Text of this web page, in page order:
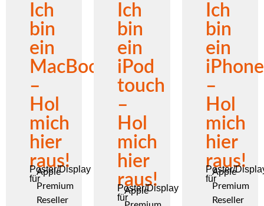
Ich
bin
ein
MacBook
–
Hol
mich
hier
raus!
Poster/Display
für
Apple
Premium
Reseller
Ich
bin
ein
iPod
touch
–
Hol
mich
hier
raus!
Poster/Display
für
Apple
Ich
bin
ein
iPhone
–
Hol
mich
hier
raus!
Poster/
für
Apple
Premium
Reseller